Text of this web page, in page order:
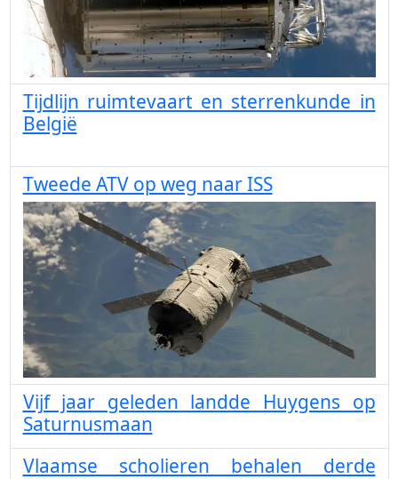
Tijdlijn ruimtevaart en sterrenkunde in
België
Tweede ATV op weg naar ISS
Vijf jaar geleden landde Huygens op
Saturnusmaan
Vlaamse scholieren behalen derde